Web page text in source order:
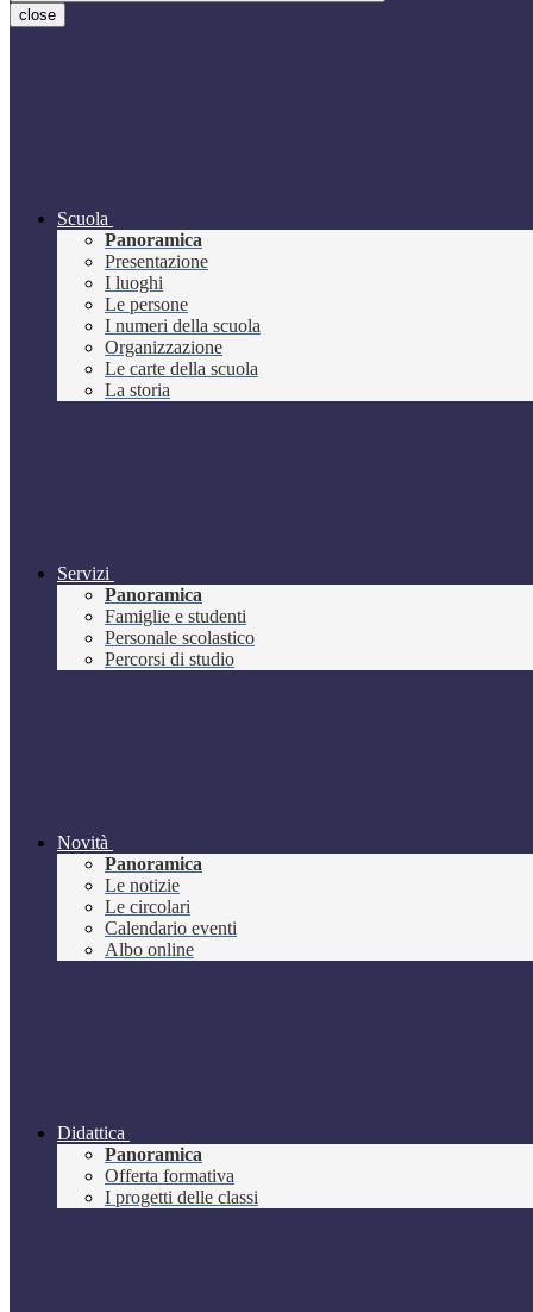
close
Scuola
Panoramica
Presentazione
I luoghi
Le persone
I numeri della scuola
Organizzazione
Le carte della scuola
La storia
Servizi
Panoramica
Famiglie e studenti
Personale scolastico
Percorsi di studio
Novità
Panoramica
Le notizie
Le circolari
Calendario eventi
Albo online
Didattica
Panoramica
Offerta formativa
I progetti delle classi